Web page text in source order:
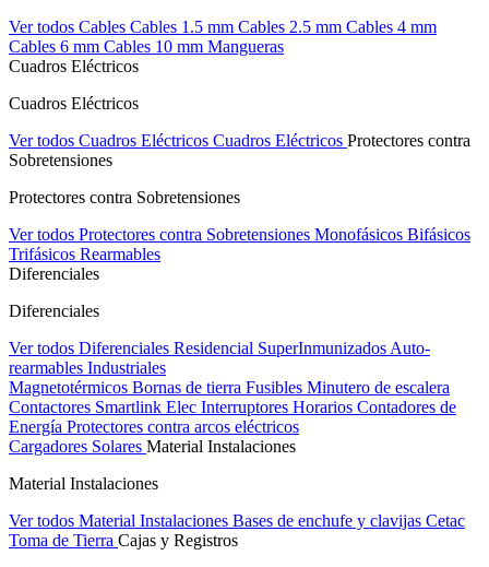
Ver todos Cables Cables 1.5 mm Cables 2.5 mm Cables 4 mm
Cables 6 mm Cables 10 mm Mangueras
Cuadros Eléctricos
Cuadros Eléctricos
Ver todos Cuadros Eléctricos Cuadros Eléctricos Protectores contra
Sobretensiones
Protectores contra Sobretensiones
Ver todos Protectores contra Sobretensiones Monofásicos Bifásicos
Trifásicos Rearmables
Diferenciales
Diferenciales
Ver todos Diferenciales Residencial SuperInmunizados Auto-
rearmables Industriales
Magnetotérmicos Bornas de tierra Fusibles Minutero de escalera
Contactores Smartlink Elec Interruptores Horarios Contadores de
Energía Protectores contra arcos eléctricos
Cargadores Solares Material Instalaciones
Material Instalaciones
Ver todos Material Instalaciones Bases de enchufe y clavijas Cetac
Toma de Tierra Cajas y Registros